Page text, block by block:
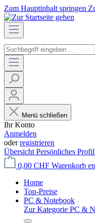
Zum Hauptinhalt springen
Menü schließen
Ihr Konto
Anmelden
oderregistrieren
Übersicht Persönliches Profil
0,00 CHF Warenkorb
Home
Top-Preise
PC & Notebook
Zur Kategorie PC &